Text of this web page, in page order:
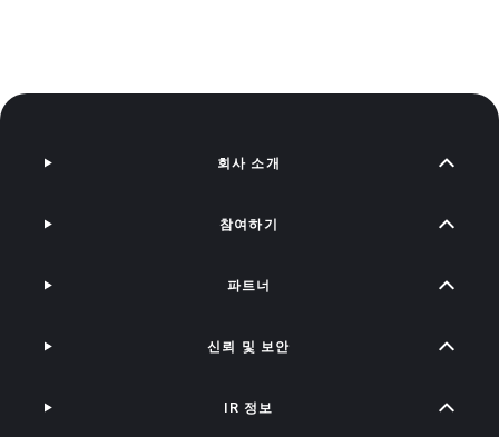
회사 소개
참여하기
파트너
신뢰 및 보안
IR 정보